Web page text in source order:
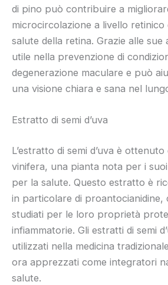
di pino può contribuire a
microcircolazione a livello retinico
salute della retina. Grazie alle
utile nella prevenzione di
degenerazione maculare e può
una visione chiara e sana nel
Estratto di semi d’uva
L’estratto di semi d’uva è ottenuto
vinifera, una pianta nota per i
per la salute. Questo estratto è
in particolare di proantocianidine,
studiati per le loro proprietà
infiammatorie. Gli estratti di semi
utilizzati nella medicina
ora apprezzati come integratori
salute.